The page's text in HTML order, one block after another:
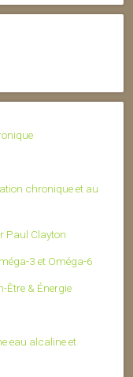
chronique et au
Paul Clayton
3 et Oméga-6
Être & Énergie
eau alcaline et